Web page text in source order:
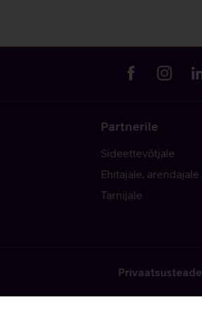
Partnerile
Sideettevõtjale
Ehitajale, arendajale
Tarnijale
Privaatsusteade